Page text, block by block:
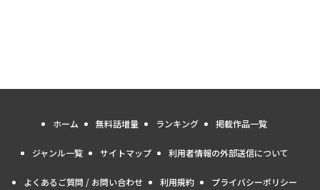
ホーム 無料話増量 ランキング 掲載作品一覧
ジャンル一覧 サイトマップ 利用者情報の外部送信について
よくあるご質問 / お問い合わせ 利用規約 プライバシーポリシー